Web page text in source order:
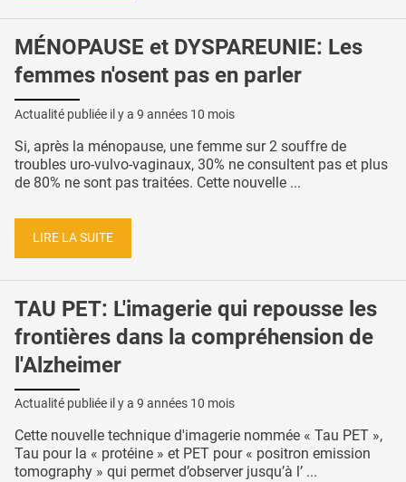
MÉNOPAUSE et DYSPAREUNIE: Les
femmes n'osent pas en parler
Actualité publiée il y a 9 années 10 mois
Si, après la ménopause, une femme sur 2 souffre de
troubles uro-vulvo-vaginaux, 30% ne consultent pas et plus
de 80% ne sont pas traitées. Cette nouvelle ...
LIRE LA SUITE
TAU PET: L'imagerie qui repousse les
frontières dans la compréhension de
l'Alzheimer
Actualité publiée il y a 9 années 10 mois
Cette nouvelle technique d'imagerie nommée « Tau PET »,
Tau pour la « protéine » et PET pour « positron emission
tomography » qui permet d’observer jusqu’à l’ ...